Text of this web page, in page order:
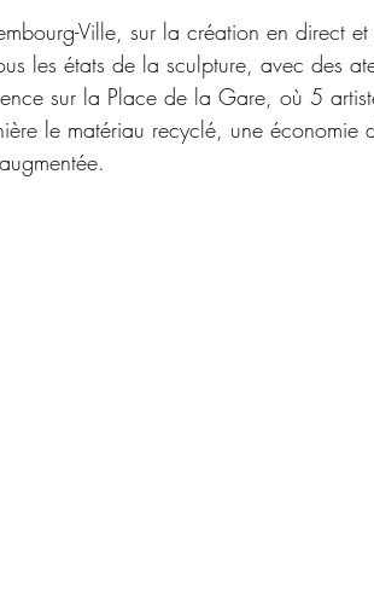
Ville, sur la création en direct
les états de la sculpture, avec des
sur la Place de la Gare, où 5
le matériau recyclé, une économie